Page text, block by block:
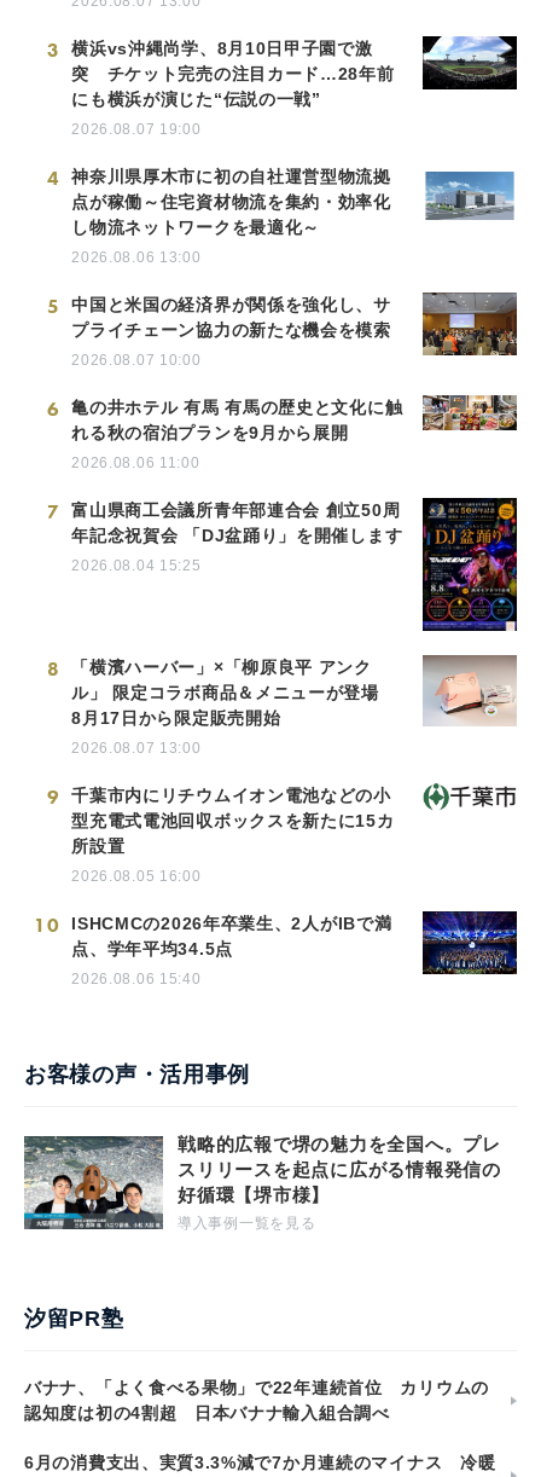
3
横浜vs沖縄尚学、8月10日甲子園で激
突 チケット完売の注目カード…28年前
にも横浜が演じた“伝説の一戦”
2026.08.07 19:00
4
神奈川県厚木市に初の自社運営型物流拠
点が稼働～住宅資材物流を集約・効率化
し物流ネットワークを最適化～
2026.08.06 13:00
5
中国と米国の経済界が関係を強化し、サ
プライチェーン協力の新たな機会を模索
2026.08.07 10:00
6
亀の井ホテル 有馬 有馬の歴史と文化に触
れる秋の宿泊プランを9月から展開
2026.08.06 11:00
7
富山県商工会議所青年部連合会 創立50周
年記念祝賀会 「DJ盆踊り」を開催します
2026.08.04 15:25
8
「横濱ハーバー」×「柳原良平 アンク
ル」 限定コラボ商品＆メニューが登場
8月17日から限定販売開始
2026.08.07 13:00
9
千葉市内にリチウムイオン電池などの小
型充電式電池回収ボックスを新たに15カ
所設置
2026.08.05 16:00
10
ISHCMCの2026年卒業生、2人がIBで満
点、学年平均34.5点
2026.08.06 15:40
お客様の声・活用事例
戦略的広報で堺の魅力を全国へ。プレ
スリリースを起点に広がる情報発信の
好循環【堺市様】
導入事例一覧を見る
汐留PR塾
バナナ、「よく食べる果物」で22年連続首位 カリウムの
認知度は初の4割超 日本バナナ輸入組合調べ
6月の消費支出、実質3.3%減で7か月連続のマイナス 冷暖